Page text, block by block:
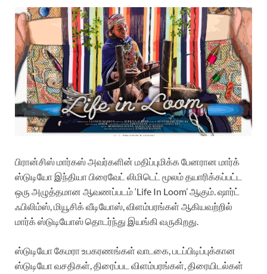
பிரான்சிஸ் மார்கஸ் அவர்களின் மதிப்புமிக்க பேனரான மார்க்
ஸ்டுடியோ இந்தியா பிரைவேட் லிமிடெட் மூலம் தயாரிக்கப்பட்ட
ஒரு அழுத்தமான ஆவணப்படம் ‘Life In Loom’ ஆகும். ஷார்ட்
ஃபிலிம்ஸ், மியூசிக் வீடியோஸ், விளம்பரங்கள் ஆகியவற்றில்
மார்க் ஸ்டுடியோஸ் தொடர்ந்து இயங்கி வருகிறது.
ஸ்டுடியோ கேமரா உபகரணங்கள் வாடகை, படப்பிடிப்புக்கான
ஸ்டுடியோ வசதிகள், திரைப்பட விளம்பரங்கள், திரையிடல்கள்